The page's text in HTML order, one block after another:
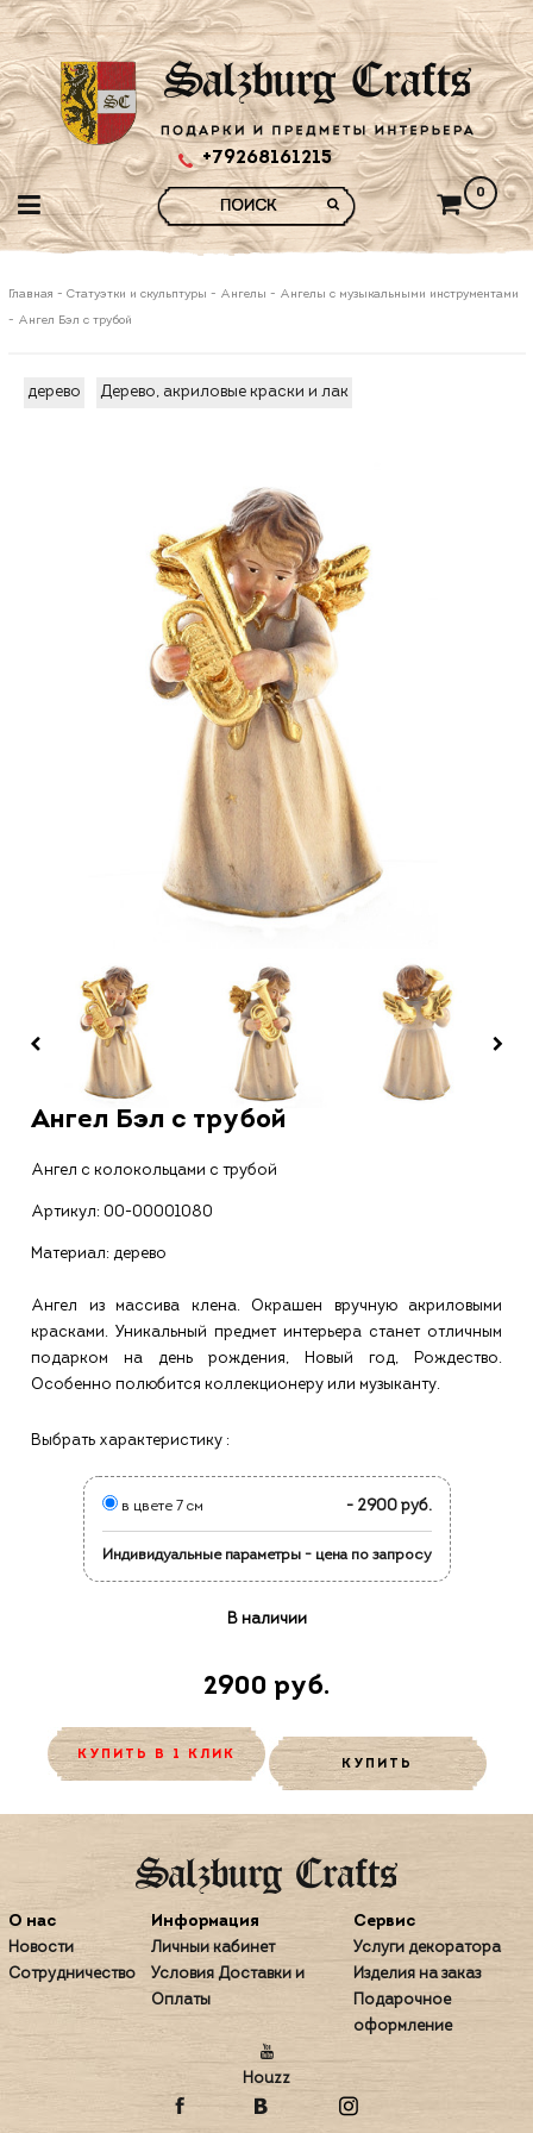
+79268161215
0
Главная - Статуэтки и скульптуры - Ангелы - Ангелы с музыкальными инструментами
- Ангел Бэл с трубой
дерево Дерево, акриловые краски и лак
Ангел Бэл с трубой
Ангел с колокольцами с трубой
Артикул: 00-00001080
Материал: дерево
Ангел из массива клена. Окрашен вручную акриловыми
красками. Уникальный предмет интерьера станет отличным
подарком на день рождения, Новый год, Рождество.
Особенно полюбится коллекционеру или музыканту.
Выбрать характеристику :
в цвете 7 см - 2900 руб.
Индивидуальные параметры - цена по запросу
В наличии
2900 руб.
КУПИТЬ В 1 КЛИК
КУПИТЬ
О нас
Новости
Сотрудничество
Информация
Личный кабинет
Условия Доставки и
Оплаты
Сервис
Услуги декоратора
Изделия на заказ
Подарочное
оформление
Houzz